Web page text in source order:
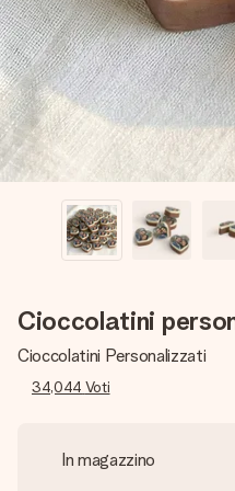
Cioccolatini
Cioccolatini Personalizzati
34,044 Voti
In magazzino